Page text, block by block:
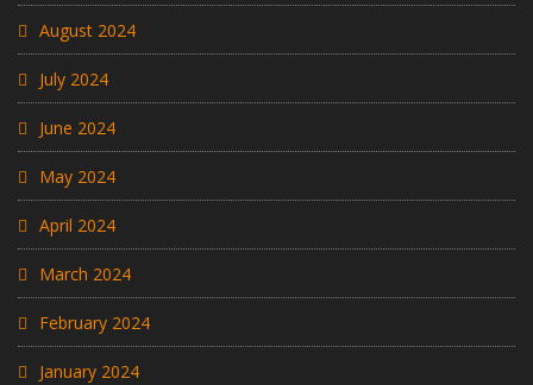
August 2024
July 2024
June 2024
May 2024
April 2024
March 2024
February 2024
January 2024